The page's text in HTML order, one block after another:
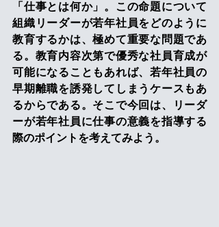
「仕事とは何か」。この命題について
組織リーダーが若年社員をどのように
教育するかは、極めて重要な問題であ
る。教育内容次第で優秀な社員育成が
可能になることもあれば、若年社員の
早期離職を誘発してしまうケースもあ
るからである。そこで今回は、リーダ
ーが若年社員に仕事の意義を指導する
際のポイントを考えてみよう。